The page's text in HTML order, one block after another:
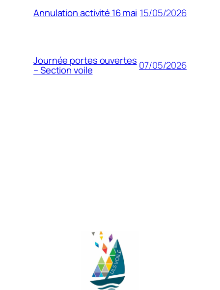
Annulation activité 16 mai 15/05/2026
Journée portes ouvertes
– Section voile 07/05/2026